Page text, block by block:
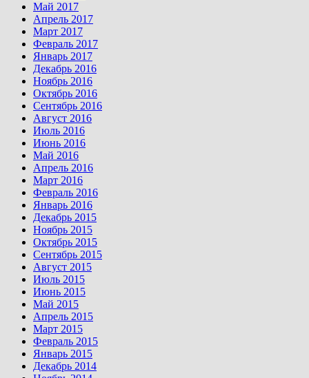
Май 2017
Апрель 2017
Март 2017
Февраль 2017
Январь 2017
Декабрь 2016
Ноябрь 2016
Октябрь 2016
Сентябрь 2016
Август 2016
Июль 2016
Июнь 2016
Май 2016
Апрель 2016
Март 2016
Февраль 2016
Январь 2016
Декабрь 2015
Ноябрь 2015
Октябрь 2015
Сентябрь 2015
Август 2015
Июль 2015
Июнь 2015
Май 2015
Апрель 2015
Март 2015
Февраль 2015
Январь 2015
Декабрь 2014